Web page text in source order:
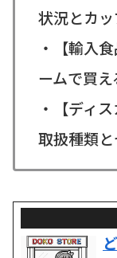
状況とカ
・【輸入
ームで買
・【ディ
取扱種類